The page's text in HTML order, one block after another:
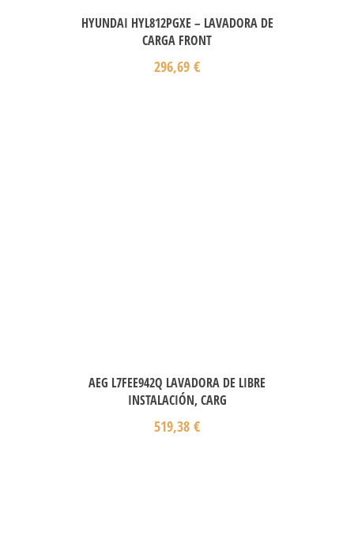
HYUNDAI HYL812PGXE – LAVADORA DE
CARGA FRONT
296,69 €
AEG L7FEE942Q LAVADORA DE LIBRE
INSTALACIÓN, CARG
519,38 €